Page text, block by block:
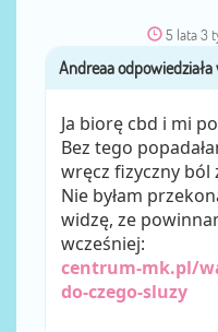
5 lata 3
Ja biorę cbd i mi
Bez tego
wręcz fizyczny ból
Nie byłam
widzę, ze
wcześniej:
centrum-mk.pl/
do-czego-sluzy